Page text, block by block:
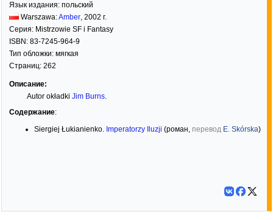
Язык издания: польский
Warszawa:Amber, 2002 г.
Серия: Mistrzowie SF i Fantasy
ISBN: 83-7245-964-9
Тип обложки: мягкая
Страниц: 262
Описание:
Autor okładki Jim Burns.
Содержание:
Siergiej Łukianienko. Imperatorzy Iluzji (роман, перевод E. Skórska)